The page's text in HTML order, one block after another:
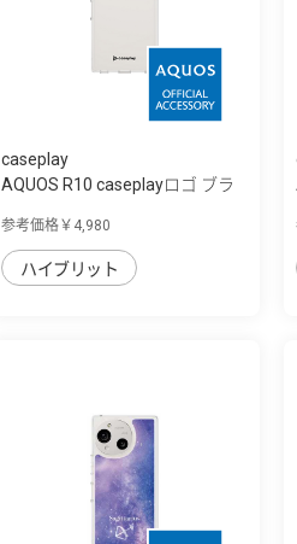
caseplay
AQUOS R10 caseplayロゴ ブラ
参考価格￥4,980
ハイブリット